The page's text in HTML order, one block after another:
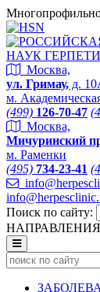
Москва,
ул. Гримау, д.
м.
(499) 126-70-47
Москва,
Мичуринский
м. Раменки
(495) 734-23-41
Поиск по сайту:
НАПРАВЛЕНИЯ